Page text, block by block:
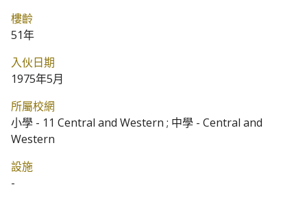
樓齡
51年
入伙日期
1975年5月
所屬校網
小學 - 11 Central and Western ; 中學 - Central and
Western
設施
-